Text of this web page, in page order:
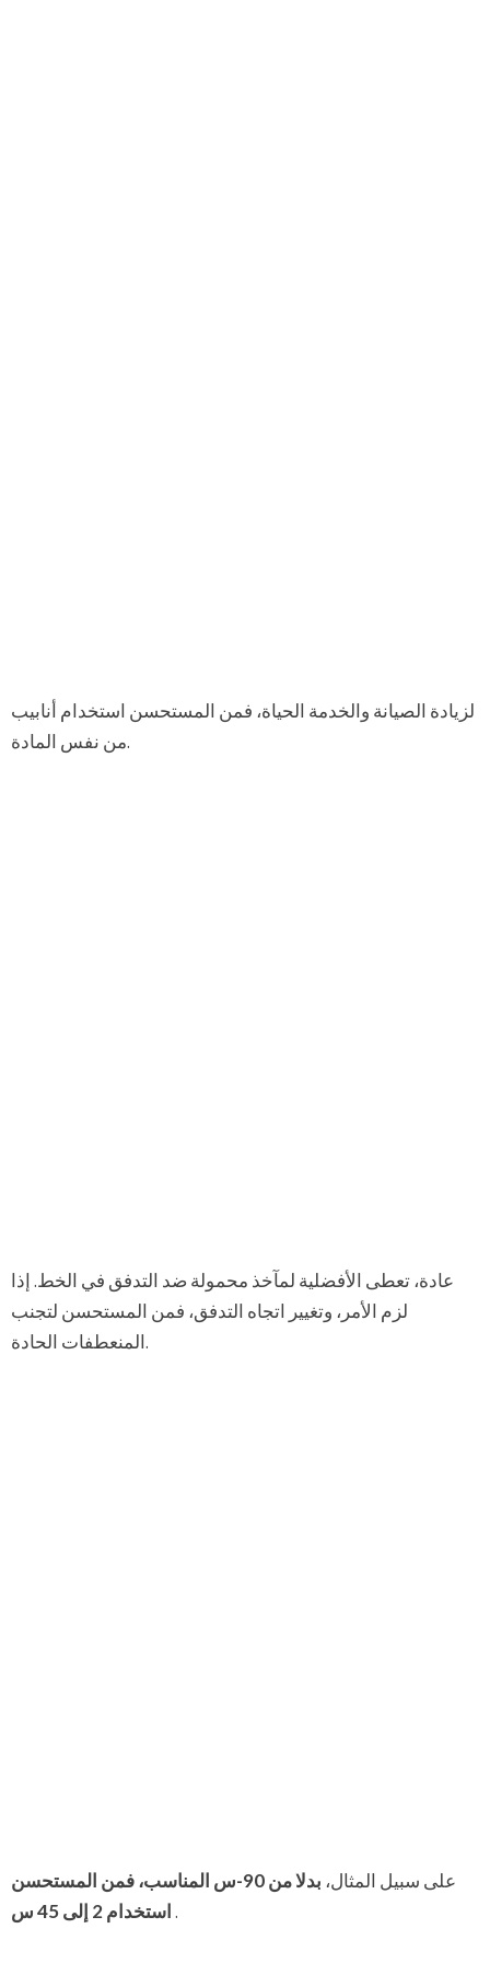
لزيادة الصيانة والخدمة الحياة، فمن المستحسن استخدام أنابيب
من نفس المادة.
عادة، تعطى الأفضلية لمآخذ محمولة ضد التدفق في الخط. إذا
لزم الأمر، وتغيير اتجاه التدفق، فمن المستحسن لتجنب
المنعطفات الحادة.
على سبيل المثال،
بدلا من 90-س المناسب، فمن المستحسن
استخدام 2 إلى 45 س.